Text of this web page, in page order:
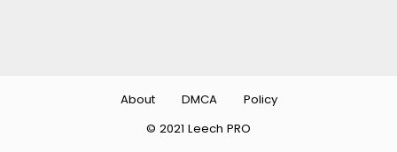
© 2021 Leech PRO
About DMCA Policy